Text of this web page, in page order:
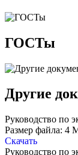
ГОСТы
Другие
Руководство по
Размер файла: 4
Скачать
Руководство по